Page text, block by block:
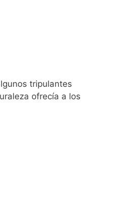
tripulantes
ofrecía a los